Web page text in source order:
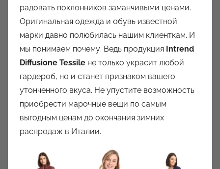
радовать поклонников заманчивыми ценами.
Оригинальная одежда и обувь известной
марки давно полюбилась нашим клиенткам. И
мы понимаем почему. Ведь продукция Intrend
Diffusione Tessile не только украсит любой
гардероб, но и станет признаком вашего
утонченного вкуса. Не упустите возможность
приобрести марочные вещи по самым
выгодным ценам до окончания зимних
распродаж в Италии.